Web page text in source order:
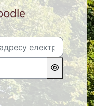
електронної пошти